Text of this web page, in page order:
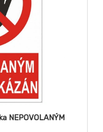
NEPOVOLANÝM